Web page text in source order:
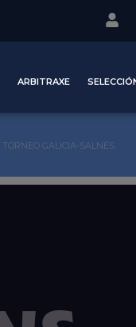
ARBITRAXE
GALICIA-SALNÉS